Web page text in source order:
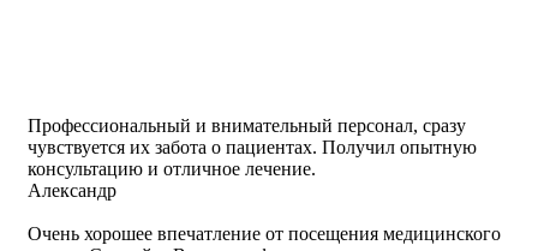
Профессиональный и внимательный персонал, сразу
чувствуется их забота о пациентах. Получил опытную
консультацию и отличное лечение.
Александр
Очень хорошее впечатление от посещения медицинского